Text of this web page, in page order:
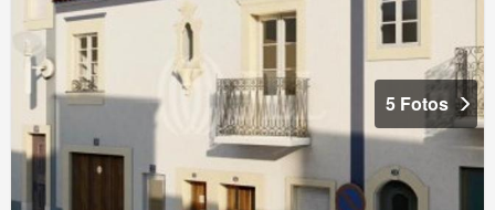
5 Fotos